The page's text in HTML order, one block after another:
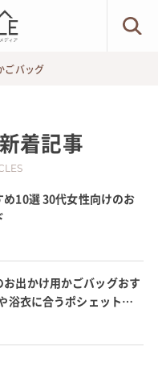
ごバッグ
着記事
10選 30代女性向けのお
出かけ用かごバッグおす
浴衣に合うポシェット、
ー、プチプラも紹介